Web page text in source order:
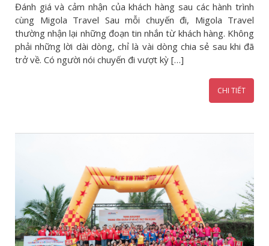
Đánh giá và cảm nhận của khách hàng sau các hành trình
cùng Migola Travel Sau mỗi chuyến đi, Migola Travel
thường nhận lại những đoạn tin nhắn từ khách hàng. Không
phải những lời dài dòng, chỉ là vài dòng chia sẻ sau khi đã
trở về. Có người nói chuyến đi vượt kỳ […]
CHI TIẾT